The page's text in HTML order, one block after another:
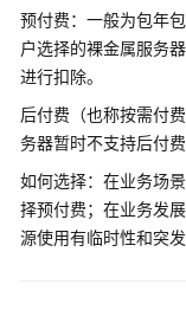
产
品
介
绍
计
费
说
明
预付费：一般为包年
户选择的裸金属服务
进行扣除。
后付费（也称按需付
务器暂时不支持后付费
如何选择：在业务场
择预付费；在业务发
源使用有临时性和突